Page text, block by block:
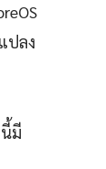
ปลง
มี